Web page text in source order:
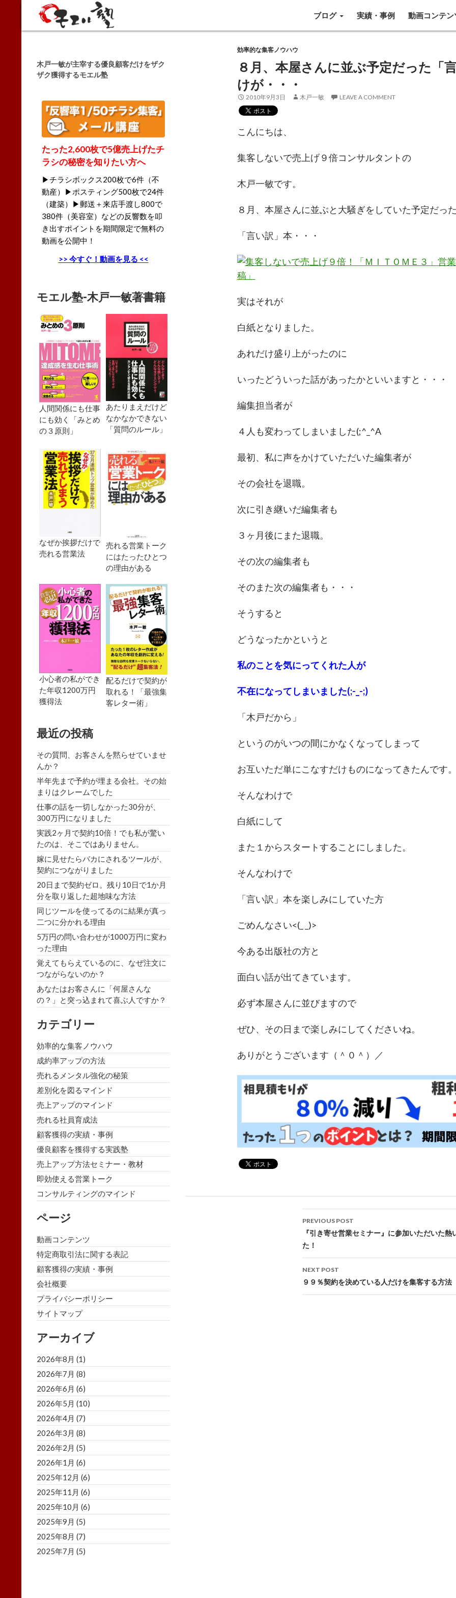
Search
ブログ
実績・事例 動画コンテン
効率的な集客ノウハウ
８月、本屋さんに並ぶ予定だった「
けが・・・
2010年9月3日 木戸一敏 LEAVE A COMMENT
こんにちは、
集客しないで売上げ９倍コンサルタントの
木戸一敏です。
８月、本屋さんに並ぶと大騒ぎをしていた予定だっ
「言い訳」本・・・
実はそれが
白紙となりました。
あれだけ盛り上がったのに
いったどういった話があったかといいますと・・・
編集担当者が
４人も変わってしまいました(;^_^A
最初、私に声をかけていただいた編集者が
その会社を退職。
次に引き継いだ編集者も
３ヶ月後にまた退職。
その次の編集者も
そのまた次の編集者も・・・
そうすると
どうなったかというと
私のことを気にってくれた人が
不在になってしまいました(;-_-;)
「木戸だから」
というのがいつの間にかなくなってしまって
お互いただ単にこなすだけものになってきたんです
そんなわけで
白紙にして
また１からスタートすることにしました。
そんなわけで
「言い訳」本を楽しみにしていた方
ごめんなさい<(_ _)>
今ある出版社の方と
面白い話が出てきています。
必ず本屋さんに並びますので
ぜひ、その日まで楽しみにしてくださいね。
ありがとうございます（＾０＾）／
Post
navigation
PREVIOUS POST
『引き寄せ営業セミナー』に参加いただいた
た！
NEXT POST
９９％契約を決めている人だけを集客する方法
木戸一敏が主宰する優良顧客だけをザク
ザク獲得するモエル塾
たった2,600枚で5億売上げたチ
ラシの秘密を知りたい方へ
▶チラシボックス200枚で6件（不
動産）▶ポスティング500枚で24件
（建築）▶郵送＋来店手渡し800で
380件（美容室）などの反響数を叩
き出すポイントを期間限定で無料の
動画を公開中！
>> 今すぐ！動画を見る <<
モエル塾-木戸一敏著書籍
人間関係にも仕事
にも効く「みとめ
の３原則」
あたりまえだけど
なかなかできない
「質問のルール」
なぜか挨拶だけで
売れる営業法
売れる営業トーク
にはたったひとつ
の理由がある
小心者の私ができ
た年収1200万円
獲得法
配るだけで契約が
取れる！「最強集
客レター術」
最近の投稿
その質問、お客さんを黙らせていませ
んか？
半年先まで予約が埋まる会社。その始
まりはクレームでした
仕事の話を一切しなかった30分が、
300万円になりました
実践2ヶ月で契約10倍！でも私が驚い
たのは、そこではありません。
嫁に見せたらバカにされるツールが、
契約につながりました
20日まで契約ゼロ。残り10日で1か月
分を取り返した超地味な方法
同じツールを使ってるのに結果が真っ
二つに分かれる理由
5万円の問い合わせが1000万円に変わ
った理由
覚えてもらえているのに、なぜ注文に
つながらないのか？
あなたはお客さんに「何屋さんな
の？」と突っ込まれて喜ぶ人ですか？
カテゴリー
効率的な集客ノウハウ
成約率アップの方法
売れるメンタル強化の秘策
差別化を図るマインド
売上アップのマインド
売れる社員育成法
顧客獲得の実績・事例
優良顧客を獲得する実践塾
売上アップ方法セミナー・教材
即効使える営業トーク
コンサルティングのマインド
ページ
動画コンテンツ
特定商取引法に関する表記
顧客獲得の実績・事例
会社概要
プライバシーポリシー
サイトマップ
アーカイブ
2026年8月 (1)
2026年7月 (8)
2026年6月 (6)
2026年5月 (10)
2026年4月 (7)
2026年3月 (8)
2026年2月 (5)
2026年1月 (6)
2025年12月 (6)
2025年11月 (6)
2025年10月 (6)
2025年9月 (5)
2025年8月 (7)
2025年7月 (5)